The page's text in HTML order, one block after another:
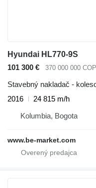
Hyundai HL770-9S
101 300 €
370 000 000 COP
Stavebný nakladač -
2016
24 815 m/h
Kolumbia, Bogota
www.be-market.com